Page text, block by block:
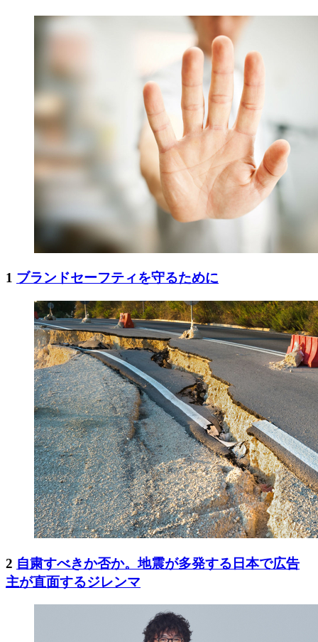
1 ブランドセーフティを守るために
2 自粛すべきか否か。地震が多発する日本で広告
主が直面するジレンマ